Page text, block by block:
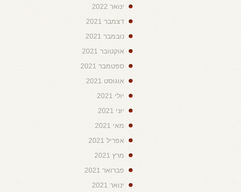
ינואר 2022
דצמבר 2021
נובמבר 2021
אוקטובר 2021
ספטמבר 2021
אוגוסט 2021
יולי 2021
יוני 2021
מאי 2021
אפריל 2021
מרץ 2021
פברואר 2021
ינואר 2021